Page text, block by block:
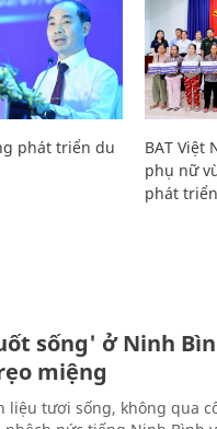
phát triển du
BAT Việt
phụ nữ
phát
sống' ở Ninh
miệng
liệu tươi sống, không qua